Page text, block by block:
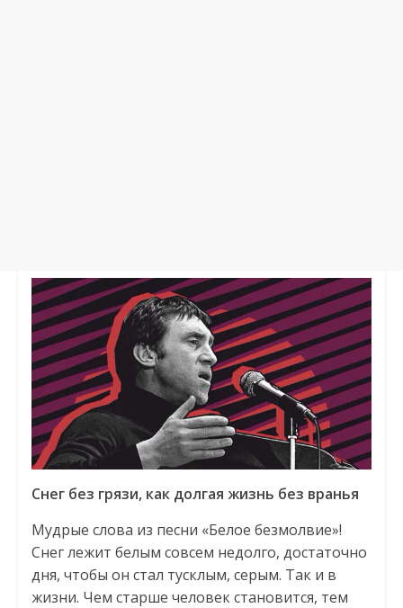
Снег без грязи, как долгая жизнь без вранья
Мудрые слова из песни «Белое безмолвие»!
Снег лежит белым совсем недолго, достаточно
дня, чтобы он стал тусклым, серым. Так и в
жизни. Чем старше человек становится, тем